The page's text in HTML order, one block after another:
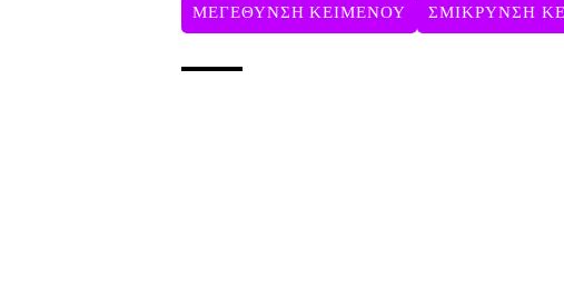
ΜΕΓΕΘΥΝΣΗ ΚΕΙΜΕΝΟΥ ΣΜΙΚΡΥΝΣΗ